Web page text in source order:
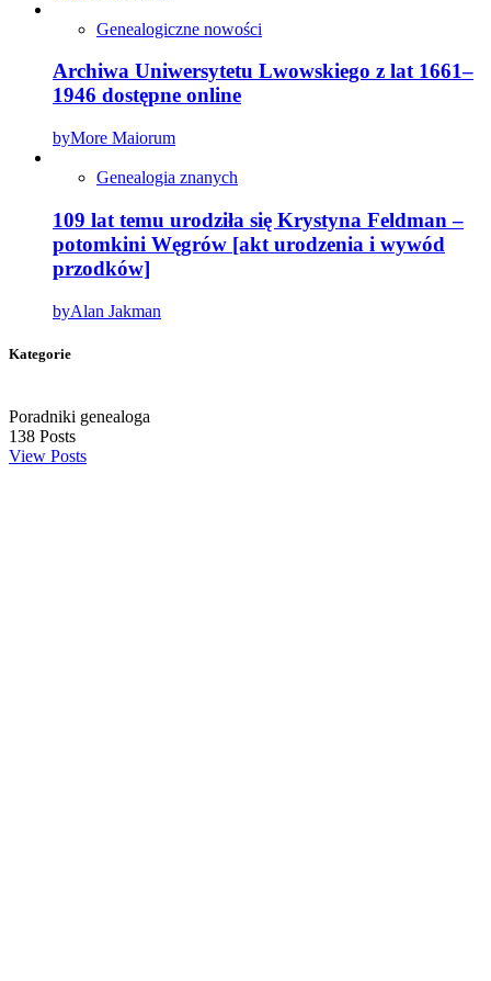
Genealogiczne nowości
Archiwa Uniwersytetu Lwowskiego z lat 1661–
1946 dostępne online
byMore Maiorum
Genealogia znanych
109 lat temu urodziła się Krystyna Feldman –
potomkini Węgrów [akt urodzenia i wywód
przodków]
byAlan Jakman
Kategorie
Poradniki genealoga
138 Posts
View Posts